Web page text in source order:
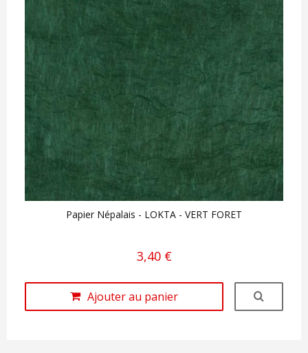
Papier Népalais - LOKTA - VERT FORET
3,40 €
Ajouter au panier